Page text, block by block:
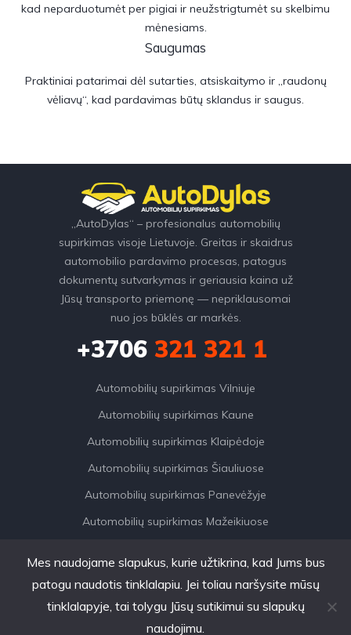
kad neparduotumėt per pigiai ir neužstrigtumėt su skelbimu
mėnesiams.
Saugumas
Praktiniai patarimai dėl sutarties, atsiskaitymo ir „raudonų
vėliavų“, kad pardavimas būtų sklandus ir saugus.
„AutoDylas“ – profesionalus automobilių
supirkimas visoje Lietuvoje. Greitas ir skaidrus
automobilio pardavimo procesas, patogus
dokumentų sutvarkymas ir geriausia kaina už
Jūsų transporto priemonę — nepriklausomai
nuo jos būklės ar markės.
+3706321 321 1
Automobilių supirkimas Vilniuje
Automobilių supirkimas Kaune
Automobilių supirkimas Klaipėdoje
Automobilių supirkimas Šiauliuose
Automobilių supirkimas Panevėžyje
Automobilių supirkimas Mažeikiuose
AutoDylas © 2026. Visos
Mes naudojame slapukus, kurie užtikrina, kad Jums bus
patogu naudotis tinklalapiu. Jei toliau naršysite mūsų
tinklalapyje, tai tolygu Jūsų sutikimui su slapukų
naudojimu.